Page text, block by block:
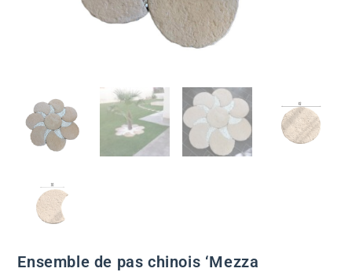
Ensemble de pas chinois ‘Mezza